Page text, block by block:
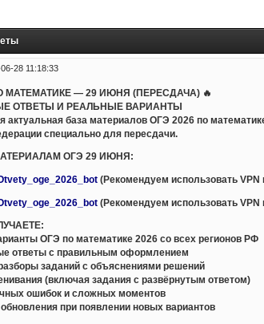
28 11:18:33
МАТЕМАТИКЕ — 29 ИЮНЯ (ПЕРЕСДАЧА) 🔥
ОТВЕТЫ И РЕАЛЬНЫЕ ВАРИАНТЫ
актуальная база материалов ОГЭ 2026 по
специально для пересдачи.
ОГЭ 29 ИЮНЯ:
(Рекомендуем использовать VPN
(Рекомендуем использовать VPN
ОГЭ по математике 2026 со всех регионов РФ
ответы с правильным оформлением
заданий с объяснениями решений
(включая задания с развёрнутым ответом)
ошибок и сложных моментов
при появлении новых вариантов